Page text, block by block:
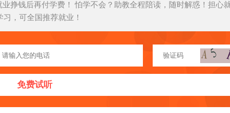
挣钱后再付学费！ 怕学不会？助教全程陪读，随时解惑！担心
习，可全国推荐就业！
免费试听